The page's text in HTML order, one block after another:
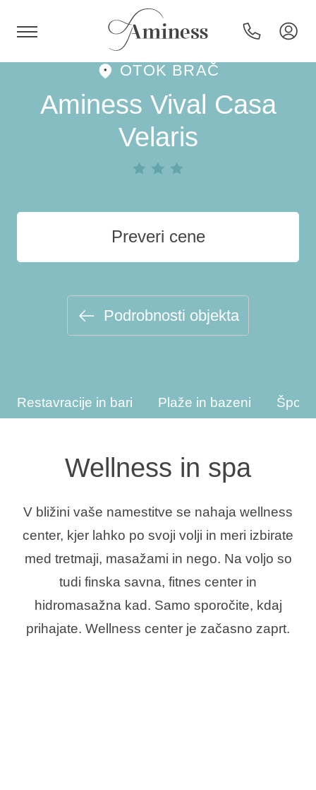
HR
Hoteli in resorti
Kampi
Destinacije
Vrste počitnic
Blagovne znamke
OTOK BRAČ
Aminess Vival Casa
Velaris
Preveri cene
Podrobnosti objekta
Restavracije in bari Plaže in bazeni
Wellness in spa
V bližini vaše namestitve se nahaja wellness
center, kjer lahko po svoji volji in meri izbirate
med tretmaji, masažami in nego. Na voljo so
tudi finska savna, fitnes center in
hidromasažna kad. Samo sporočite, kdaj
prihajate. Wellness center je začasno zaprt.